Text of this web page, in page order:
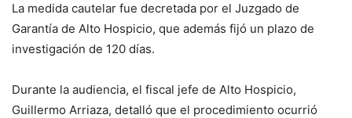
La medida cautelar fue decretada por el Juzgado de
Garantía de Alto Hospicio, que además fijó un plazo de
investigación de 120 días.
Durante la audiencia, el fiscal jefe de Alto Hospicio,
Guillermo Arriaza, detalló que el procedimiento ocurrió